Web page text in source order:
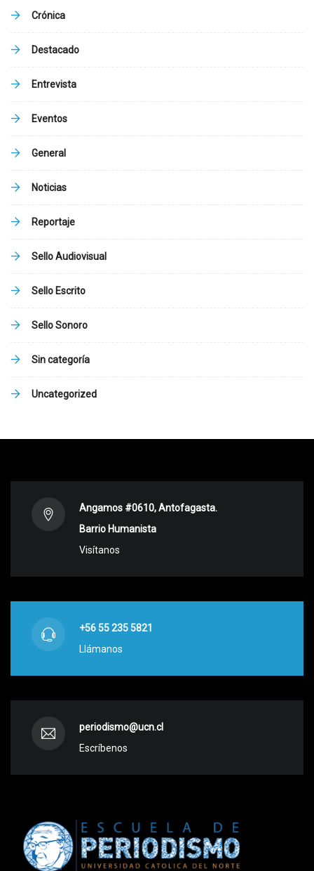
Crónica
Destacado
Entrevista
Eventos
General
Noticias
Reportaje
Sello Audiovisual
Sello Escrito
Sello Sonoro
Sin categoría
Uncategorized
Angamos #0610, Antofagasta.
Barrio Humanista
Visítanos
+56 55 235 5821
Llámanos
periodismo@ucn.cl
Escríbenos